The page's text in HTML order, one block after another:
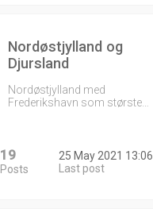
Nordøstjylland og
Djursland
Nordøstjylland med
Frederikshavn som største…
19
Posts
25 May 2021 13:06
Last post